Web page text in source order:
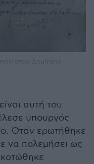
αυτή του
υπουργός
Όταν ερωτήθηκε
να πολεμήσει ως